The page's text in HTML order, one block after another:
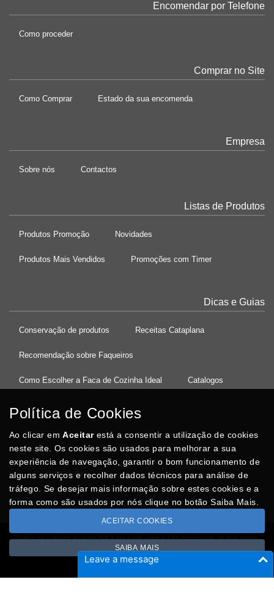
Leave a message
Encomendar por Telefone
Como proceder
Comprar no Site
Como Comprar Estado da sua encomenda
Empresa
Sobre nós Contactos
Listas de Produtos
Produtos Promoção Novidades
Produtos Mais Vendidos Promoções com Timer
Dicas e Guias
Conservação de produtos Receitas Cataplana
Recomendação sobre Faqueiros
Como Escolher a Faca de Cozinha Ideal Catalogos
37°08'27.5"N 8°32'13.9"W
Posso Ajudar?
Todos os valores incluem IVA à taxa em vigor e são exclusivos da loja online
Copyright © CASACARMINHO.com 2026
Desenvolvido porOptimeios
Política de Cookies
Ao clicar emAceitarestá a consentir a utilização de cookies
neste site. Os cookies são usados para melhorar a sua
experiência de navegação, garantir o bom funcionamento de
alguns serviços e recolher dados técnicos para análise de
tráfego. Se desejar mais informação sobre estes cookies e a
forma como são usados por nós clique no botão Saiba Mais.
ACEITAR COOKIES
SAIBA MAIS